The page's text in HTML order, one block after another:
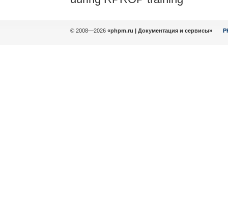
© 2008—2026 «phpm.ru | Документация и сервисы»